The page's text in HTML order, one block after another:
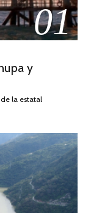
01
y
la estatal